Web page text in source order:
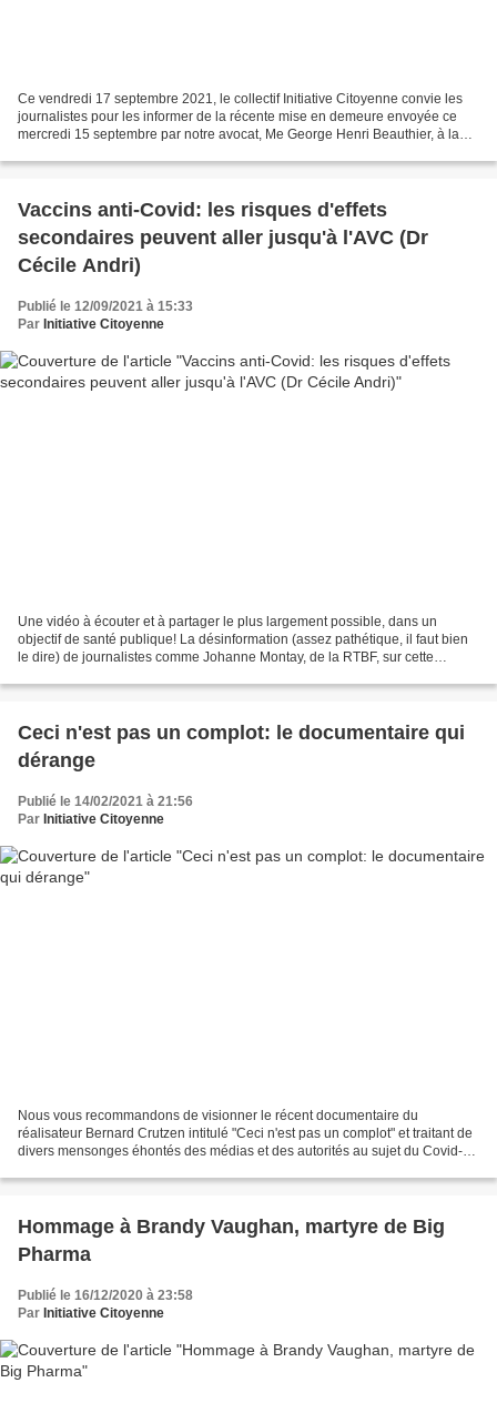
Ce vendredi 17 septembre 2021, le collectif Initiative Citoyenne convie les
journalistes pour les informer de la récente mise en demeure envoyée ce
mercredi 15 septembre par notre avocat, Me George Henri Beauthier, à la
Vaccins anti-Covid: les risques d'effets
secondaires peuvent aller jusqu'à l'AVC (Dr
Cécile Andri)
Publié le 12/09/2021 à 15:33
Par Initiative Citoyenne
Une vidéo à écouter et à partager le plus largement possible, dans un
objectif de santé publique! La désinformation (assez pathétique, il faut bien
le dire) de journalistes comme Johanne Montay, de la RTBF, sur cette
Ceci n'est pas un complot: le documentaire qui
dérange
Publié le 14/02/2021 à 21:56
Par Initiative Citoyenne
Nous vous recommandons de visionner le récent documentaire du
réalisateur Bernard Crutzen intitulé "Ceci n'est pas un complot" et traitant de
divers mensonges éhontés des médias et des autorités au sujet du Covid-
Hommage à Brandy Vaughan, martyre de Big
Pharma
Publié le 16/12/2020 à 23:58
Par Initiative Citoyenne